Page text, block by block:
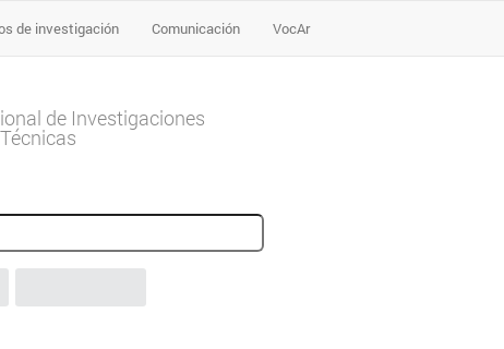
de investigación Comunicación VocAr
de Investigaciones